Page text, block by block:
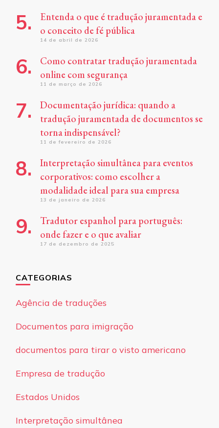
Entenda o que é tradução juramentada e
o conceito de fé pública
14 de abril de 2026
Como contratar tradução juramentada
online com segurança
11 de março de 2026
Documentação jurídica: quando a
tradução juramentada de documentos se
torna indispensável?
11 de fevereiro de 2026
Interpretação simultânea para eventos
corporativos: como escolher a
modalidade ideal para sua empresa
13 de janeiro de 2026
Tradutor espanhol para português:
onde fazer e o que avaliar
17 de dezembro de 2025
CATEGORIAS
Agência de traduções
Documentos para imigração
documentos para tirar o visto americano
Empresa de tradução
Estados Unidos
Interpretação simultânea